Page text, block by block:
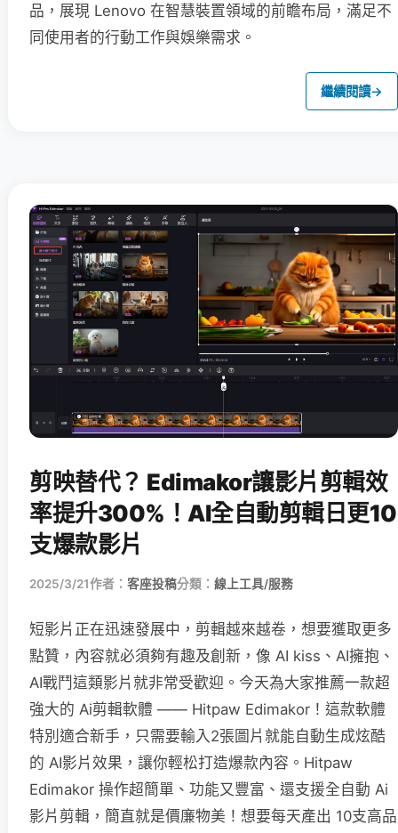
品，展現 Lenovo 在智慧裝置領域的前瞻布局，滿足不
同使用者的行動工作與娛樂需求。
繼續閱讀→
剪映替代？ Edimakor讓影片剪輯效
率提升300%！AI全自動剪輯日更10
支爆款影片
2025/3/21作者： 客座投稿分類： 線上工具/服務
短影片正在迅速發展中，剪輯越來越卷，想要獲取更多
點贊，內容就必須夠有趣及創新，像 AI kiss、AI擁抱、
AI戰鬥這類影片就非常受歡迎。今天為大家推薦一款超
強大的 Ai剪輯軟體 —— Hitpaw Edimakor！這款軟體
特別適合新手，只需要輸入2張圖片就能自動生成炫酷
的 AI影片效果，讓你輕松打造爆款內容。Hitpaw
Edimakor 操作超簡單、功能又豐富、還支援全自動 Ai
影片剪輯，簡直就是價廉物美！想要每天產出 10支高品